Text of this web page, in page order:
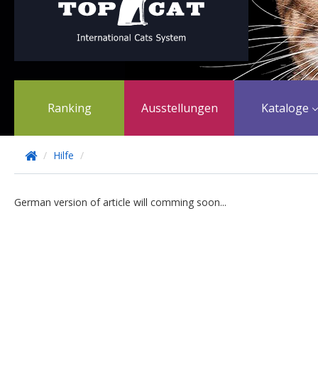
Ranking Ausstellungen Kataloge
/ Hilfe /
German version of article will comming soon...